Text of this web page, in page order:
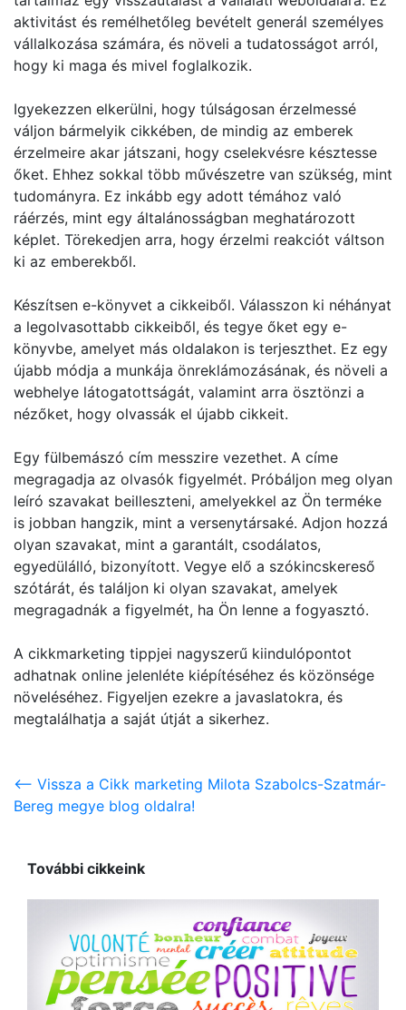
aktivitást és remélhetőleg bevételt generál személyes
vállalkozása számára, és növeli a tudatosságot arról,
hogy ki maga és mivel foglalkozik.
Igyekezzen elkerülni, hogy túlságosan érzelmessé
váljon bármelyik cikkében, de mindig az emberek
érzelmeire akar játszani, hogy cselekvésre késztesse
őket. Ehhez sokkal több művészetre van szükség, mint
tudományra. Ez inkább egy adott témához való
ráérzés, mint egy általánosságban meghatározott
képlet. Törekedjen arra, hogy érzelmi reakciót váltson
ki az emberekből.
Készítsen e-könyvet a cikkeiből. Válasszon ki néhányat
a legolvasottabb cikkeiből, és tegye őket egy e-
könyvbe, amelyet más oldalakon is terjeszthet. Ez egy
újabb módja a munkája önreklámozásának, és növeli a
webhelye látogatottságát, valamint arra ösztönzi a
nézőket, hogy olvassák el újabb cikkeit.
Egy fülbemászó cím messzire vezethet. A címe
megragadja az olvasók figyelmét. Próbáljon meg olyan
leíró szavakat beilleszteni, amelyekkel az Ön terméke
is jobban hangzik, mint a versenytársaké. Adjon hozzá
olyan szavakat, mint a garantált, csodálatos,
egyedülálló, bizonyított. Vegye elő a szókincskereső
szótárát, és találjon ki olyan szavakat, amelyek
megragadnák a figyelmét, ha Ön lenne a fogyasztó.
A cikkmarketing tippjei nagyszerű kiindulópontot
adhatnak online jelenléte kiépítéséhez és közönsége
növeléséhez. Figyeljen ezekre a javaslatokra, és
megtalálhatja a saját útját a sikerhez.
<-- Vissza a Cikk marketing Milota Szabolcs-Szatmár-
Bereg megye blog oldalra!
További cikkeink